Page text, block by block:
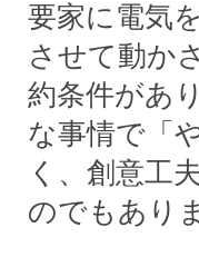
要家に電気
させて動か
約条件があ
な事情で「
く、創意工
のでもあり